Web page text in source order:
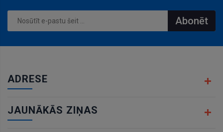
Abonēt
ADRESE
JAUNĀKĀS ZIŅAS